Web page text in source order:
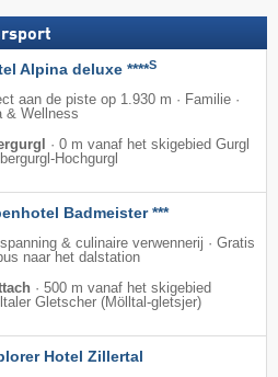
Alpina deluxe ****S
aan de piste op 1.930 m · Familie ·
& Wellness
· 0 m vanaf het skigebied Gurgl
Hochgurgl
Badmeister ***
& culinaire verwennerij · Gratis
naar het dalstation
· 500 m vanaf het skigebied
Gletscher (Mölltal-gletsjer)
Hotel Zillertal